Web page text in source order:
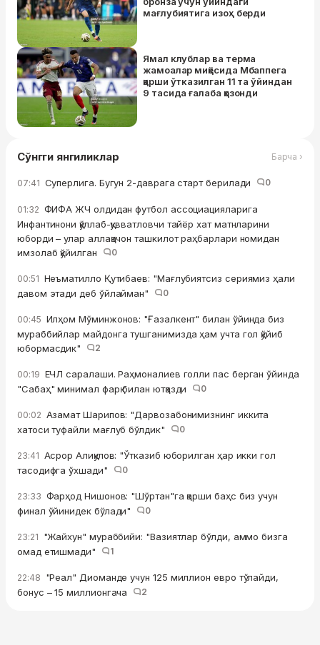
мағлубиятига изоҳ берди
Ямал клублар ва терма
жамоалар миқёсида Мбаппега
қарши ўтказилган 11 та ўйиндан
9 тасида ғалаба қозонди
Сўнгги янгиликлар Барча ›
07:41 Суперлига. Бугун 2-даврага старт берилади 0
01:32 ФИФА ЖЧ олдидан футбол ассоциацияларига
Инфантинони қўллаб-қувватловчи тайёр хат матнларини
юборди – улар аллақачон ташкилот раҳбарлари номидан
имзолаб қўйилган
0
00:51 Неъматилло Қутибаев: "Мағлубиятсиз сериямиз ҳали
давом этади деб ўйлайман"
0
00:45 Илҳом Мўминжонов: "Ғазалкент" билан ўйинда биз
мураббийлар майдонга тушганимизда ҳам учта гол қўйиб
юбормасдик"
2
00:19 ЕЧЛ саралаши. Раҳмоналиев голли пас берган ўйинда
"Сабаҳ" минимал фарқ билан ютқазди
0
00:02 Азамат Шарипов: "Дарвозабонимизнинг иккита
хатоси туфайли мағлуб бўлдик"
0
23:41 Асрор Алиқулов: "Ўтказиб юборилган ҳар икки гол
тасодифга ўхшади"
0
23:33 Фарҳод Нишонов: "Шўртан"га қарши баҳс биз учун
финал ўйинидек бўлади"
0
23:21 "Жайхун" мураббийи: "Вазиятлар бўлди, аммо бизга
омад етишмади"
1
22:48 "Реал" Диоманде учун 125 миллион евро тўлайди,
бонус – 15 миллионгача
2